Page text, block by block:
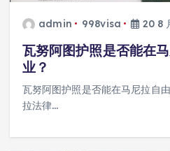
admin 998visa 20 8
瓦努阿图护照是否能在
业？
瓦努阿图护照是否能在马尼拉自
拉法律…